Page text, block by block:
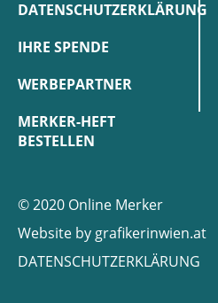
DATENSCHUTZERKLÄRUNG
IHRE SPENDE
WERBEPARTNER
MERKER-HEFT
BESTELLEN
© 2020 Online Merker
Website by grafikerinwien.at
DATENSCHUTZERKLÄRUNG